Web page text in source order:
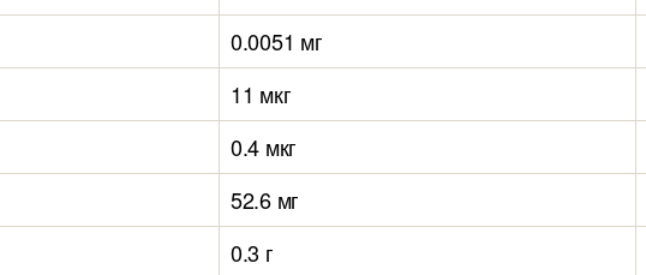
0.0051 мг
11 мкг
0.4 мкг
52.6 мг
0.3 г